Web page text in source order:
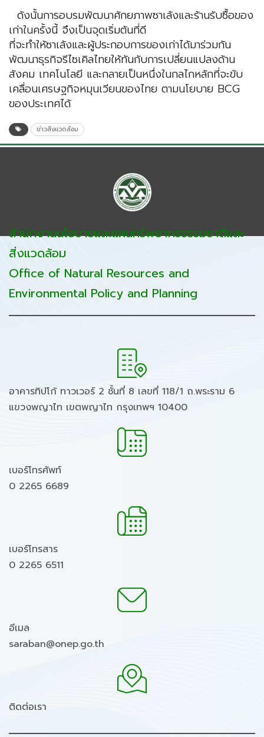
ดังนั้นการอบรมพัฒนาศักยภาพซาเล้งและร้านรับซื้อของ
เก่าในครั้งนี้ จึงเป็นจุดเริ่มต้นที่ดี
ที่จะทำให้ซาเล้งและผู้ประกอบการของเก่าได้มาร่วมกัน
พัฒนาธุรกิจรีไซเคิลไทยให้ทันกับการเปลี่ยนแปลงด้าน
สังคม เทคโนโลยี และกลายเป็นหนึ่งในกลไกหลักที่จะขับ
เคลื่อนเศรษฐกิจหมุนเวียนของไทย ตามนโยบาย BCG
ของประเทศได้
ข่าวสิ่งแวดล้อม
สำนักงานนโยบายและแผนทรัพยากรธรรมชาติและ
สิ่งแวดล้อม
Office of Natural Resources and
Environmental Policy and Planning
อาคารทิปโก้ ทาวเวอร์ 2 ชั้นที่ 8 เลขที่ 118/1 ถ.พระราม 6
แขวงพญาไท เขตพญาไท กรุงเทพฯ 10400
เบอร์โทรศัพท์
0 2265 6689
เบอร์โทรสาร
0 2265 6511
อีเมล
saraban@onep.go.th
ติดต่อเรา